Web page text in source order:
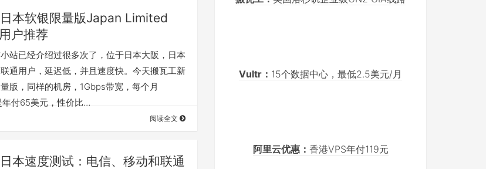
本软银限量版Japan Limited
户推荐
站已经介绍过很多次了，位于日本大阪，日本
通用户，延迟低，并且速度快。今天搬瓦工新
版，同样的机房，1Gbps带宽，每个月
付65美元，性价比…
阅读全文
本速度测试：电信、移动和联通
Vultr： 15个数据中心，最低2.5美元/月
阿里云优惠： 香港VPS年付119元